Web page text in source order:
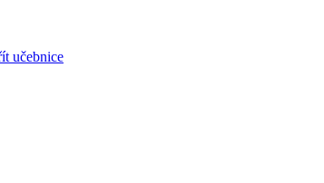
učebnice